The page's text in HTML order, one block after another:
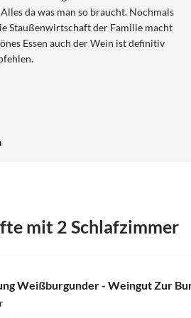
Essen auch der Wein ist definitiv
mit 2 Schlafzimmer
Weißburgunder - Weingut Zur